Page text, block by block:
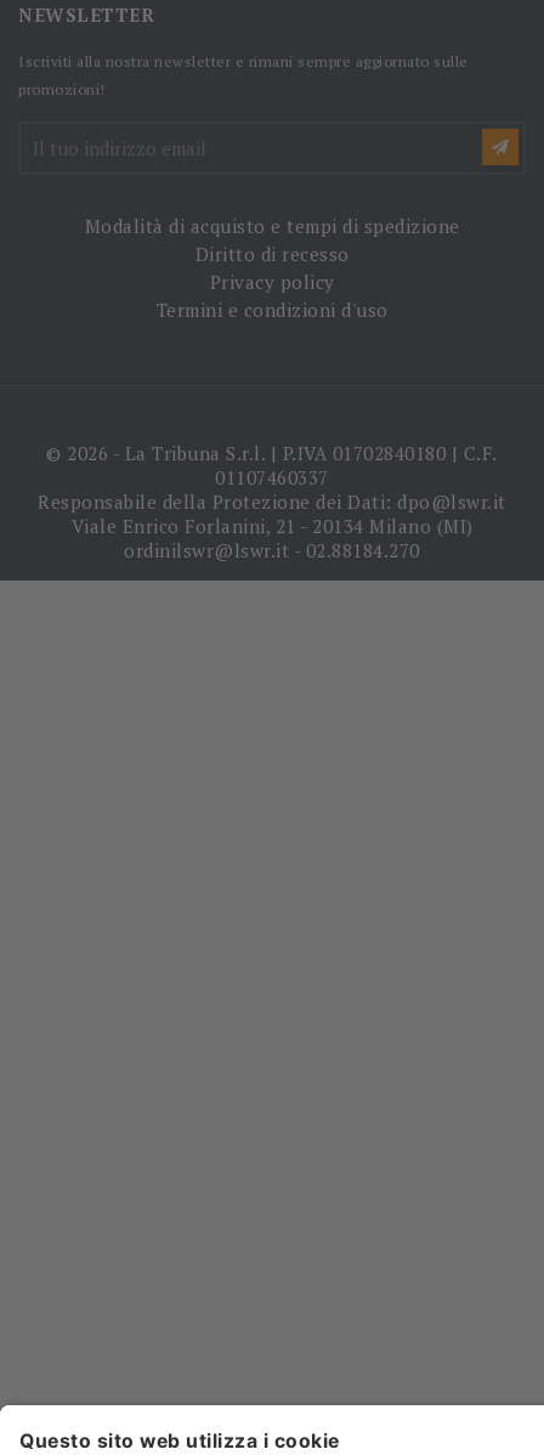
NEWSLETTER
Iscriviti alla nostra newsletter e rimani sempre aggiornato sulle
promozioni!
Modalità di acquisto e tempi di spedizione
Diritto di recesso
Privacy policy
Termini e condizioni d'uso
© 2026 - La Tribuna S.r.l. | P.IVA 01702840180 | C.F.
01107460337
Responsabile della Protezione dei Dati: dpo@lswr.it
Viale Enrico Forlanini, 21 - 20134 Milano (MI)
ordinilswr@lswr.it - 02.88184.270